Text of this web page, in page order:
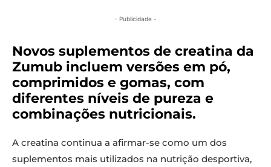
- Publicidade -
Novos suplementos de creatina da
Zumub incluem versões em pó,
comprimidos e gomas, com
diferentes níveis de pureza e
combinações nutricionais.
A creatina continua a afirmar-se como um dos
suplementos mais utilizados na nutrição desportiva,